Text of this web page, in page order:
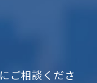
ご相談くださ